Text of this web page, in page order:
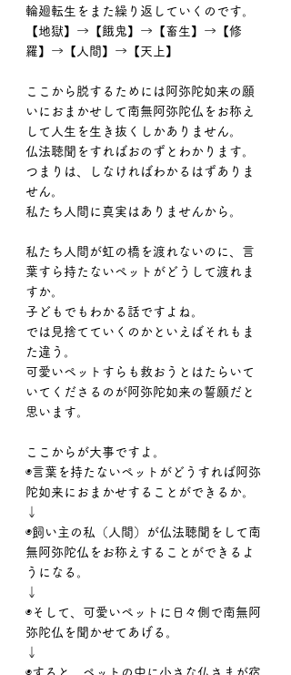
輪廻転生をまた繰り返していくのです。
【地獄】→【餓鬼】→【畜生】→【修
羅】→【人間】→【天上】
ここから脱するためには阿弥陀如来の願
いにおまかせして南無阿弥陀仏をお称え
して人生を生き抜くしかありません。
仏法聴聞をすればおのずとわかります。
つまりは、しなければわかるはずありま
せん。
私たち人間に真実はありませんから。
私たち人間が虹の橋を渡れないのに、言
葉すら持たないペットがどうして渡れま
すか。
子どもでもわかる話ですよね。
では見捨てていくのかといえばそれもま
た違う。
可愛いペットすらも救おうとはたらいて
いてくださるのが阿弥陀如来の誓願だと
思います。
ここからが大事ですよ。
◉言葉を持たないペットがどうすれば阿弥
陀如来におまかせすることができるか。
↓
◉飼い主の私（人間）が仏法聴聞をして南
無阿弥陀仏をお称えすることができるよ
うになる。
↓
◉そして、可愛いペットに日々側で南無阿
弥陀仏を聞かせてあげる。
↓
◉すると、ペットの中に小さな仏さまが宿